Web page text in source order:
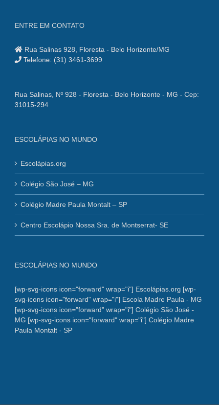
ENTRE EM CONTATO
Rua Salinas 928, Floresta - Belo Horizonte/MG
Telefone: (31) 3461-3699
Rua Salinas, Nº 928 - Floresta - Belo Horizonte - MG - Cep:
31015-294
ESCOLÁPIAS NO MUNDO
Escolápias.org
Colégio São José – MG
Colégio Madre Paula Montalt – SP
Centro Escolápio Nossa Sra. de Montserrat- SE
ESCOLÁPIAS NO MUNDO
[wp-svg-icons icon="forward" wrap="i"] Escolápias.org [wp-
svg-icons icon="forward" wrap="i"] Escola Madre Paula - MG
[wp-svg-icons icon="forward" wrap="i"] Colégio São José -
MG [wp-svg-icons icon="forward" wrap="i"] Colégio Madre
Paula Montalt - SP